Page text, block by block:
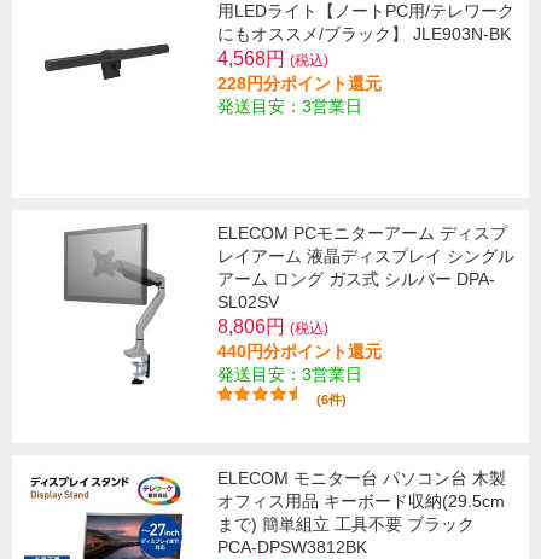
用LEDライト【ノートPC用/テレワーク
にもオススメ/ブラック】 JLE903N-BK
4,568円 (税込)
228円分ポイント還元
発送目安：3営業日
ELECOM PCモニターアーム ディスプ
レイアーム 液晶ディスプレイ シングル
アーム ロング ガス式 シルバー DPA-
SL02SV
8,806円 (税込)
440円分ポイント還元
発送目安：3営業日
(6件)
ELECOM モニター台 パソコン台 木製
オフィス用品 キーボード収納(29.5cm
まで) 簡単組立 工具不要 ブラック
PCA-DPSW3812BK